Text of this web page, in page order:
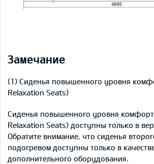
Замечание
(1) Сиденья повышенного уровня
Relaxation Seats)
Сиденья повышенного уровня
Relaxation Seats) доступны только в
Обратите внимание, что сиденья
подогревом доступны только в
дополнительного оборудования.